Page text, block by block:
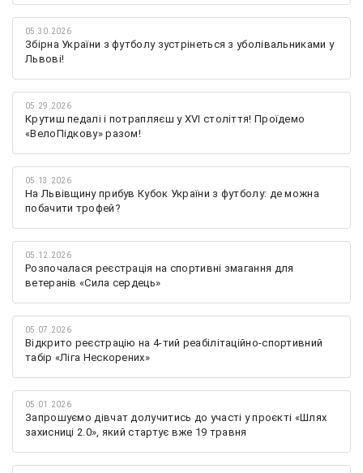
05.30.2026
Збірна України з футболу зустрінеться з уболівальниками у
Львові!
05.29.2026
Крутиш педалі і потрапляєш у XVI століття! Проїдемо
«ВелоПідкову» разом!
05.13.2026
На Львівщину прибув Кубок України з футболу: де можна
побачити трофей?
05.12.2026
Розпочалася реєстрація на спортивні змагання для
ветеранів «Сила сердець»
05.07.2026
Відкрито реєстрацію на 4-тий реабілітаційно-спортивний
табір «Ліга Нескорених»
05.01.2026
Запрошуємо дівчат долучитись до участі у проєкті «Шлях
захисниці 2.0», який стартує вже 19 травня